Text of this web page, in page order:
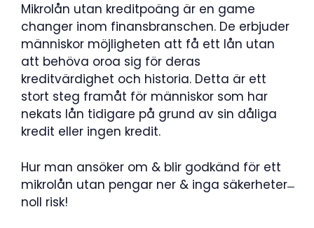
Mikrolån utan kreditpoäng är en game
changer inom finansbranschen. De erbjuder
människor möjligheten att få ett lån utan
att behöva oroa sig för deras
kreditvärdighet och historia. Detta är ett
stort steg framåt för människor som har
nekats lån tidigare på grund av sin dåliga
kredit eller ingen kredit.
Hur man ansöker om & blir godkänd för ett
mikrolån utan pengar ner & inga säkerheter ̶
noll risk!